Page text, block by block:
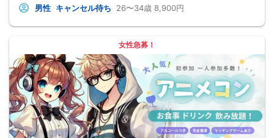
男性 キャンセル待ち 26〜34歳 8,900円
女性急募！